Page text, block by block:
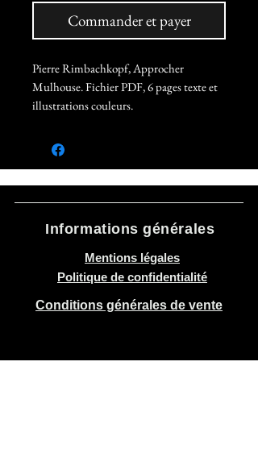
Commander et payer
Pierre Rimbachkopf, Approcher
Mulhouse. Fichier PDF, 6 pages texte et
illustrations couleurs.
Informations générales
Mentions légales
Politique de confidentialité
Conditions générales de vente